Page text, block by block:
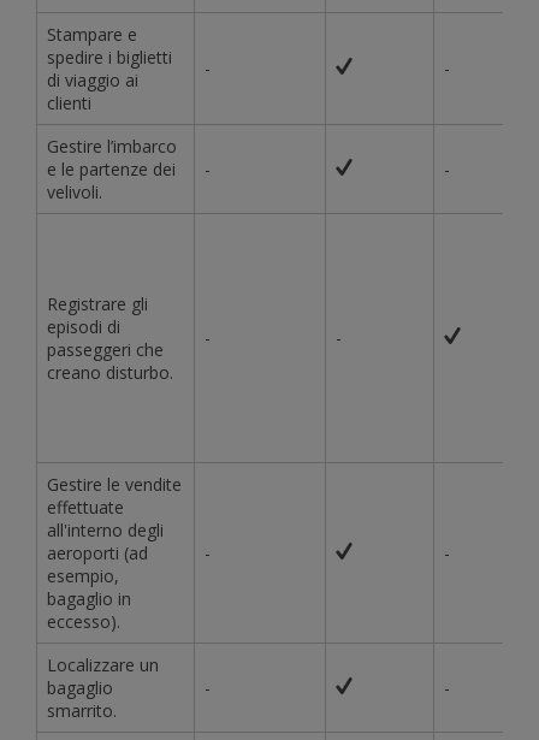
Stampare e
spedire i biglietti
di viaggio ai
clienti
- -
Gestire l’imbarco
e le partenze dei
velivoli.
- -
Registrare gli
episodi di
passeggeri che
creano disturbo.
- -
Gestire le vendite
effettuate
all'interno degli
aeroporti (ad
esempio,
bagaglio in
eccesso).
- -
Localizzare un
bagaglio
smarrito.
- -